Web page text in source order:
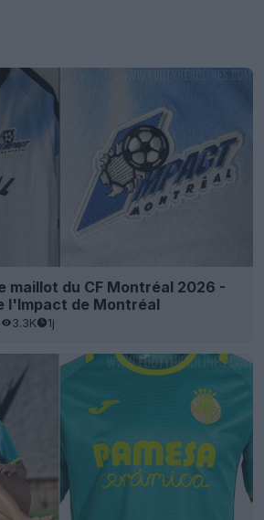
maillot du CF Montréal 2026 -
l'Impact de Montréal
3.3K 1j